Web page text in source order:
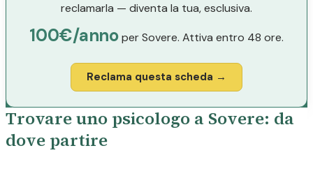
reclamarla — diventa la tua, esclusiva.
100€/annoper Sovere. Attiva entro 48 ore.
Reclama questa scheda →
Trovare uno psicologo a Sovere: da
dove partire